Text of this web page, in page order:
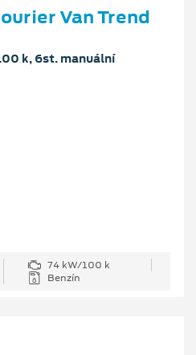
Van Trend
k, 6st. manuální
74 kW/100 k
Benzín